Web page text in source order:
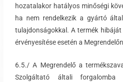
hozatalakor hatályos minőségi
ha nem rendelkezik a gyártó
tulajdonságokkal. A termék
érvényesítése esetén a
6.5./ A Megrendelő a
Szolgáltató általi forgalomba